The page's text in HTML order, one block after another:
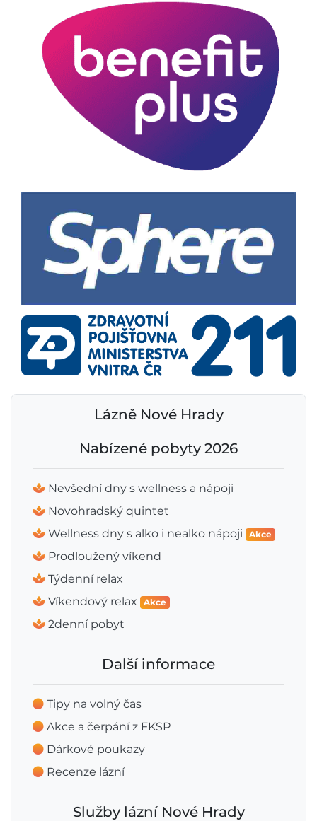
Lázně Nové Hrady
Nabízené pobyty 2026
Nevšední dny s wellness a nápoji
Novohradský quintet
Wellness dny s alko i nealko nápoji
Akce
Prodloužený víkend
Týdenní relax
Víkendový relax
Akce
2denní pobyt
Další informace
Tipy na volný čas
Akce a čerpání z FKSP
Dárkové poukazy
Recenze lázní
Služby lázní Nové Hrady